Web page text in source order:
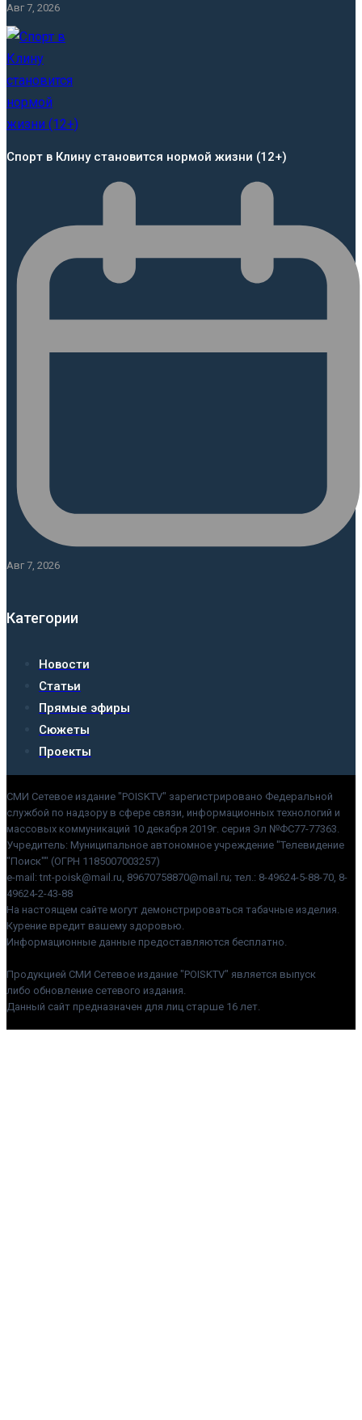
Авг 7, 2026
Спорт в Клину становится нормой жизни (12+)
Авг 7, 2026
Категории
Новости
Статьи
Прямые эфиры
Сюжеты
Проекты
СМИ Сетевое издание "POISKTV" зарегистрировано Федеральной
службой по надзору в сфере связи, информационных технологий и
массовых коммуникаций 10 декабря 2019г. серия Эл №ФС77-77363.
Учредитель: Муниципальное автономное учреждение "Телевидение
"Поиск"" (ОГРН 1185007003257)
e-mail: tnt-poisk@mail.ru, 89670758870@mail.ru; тел.: 8-49624-5-88-70, 8-
49624-2-43-88
На настоящем сайте могут демонстрироваться табачные изделия.
Курение вредит вашему здоровью.
Информационные данные предоставляются бесплатно.
Продукцией СМИ Сетевое издание "POISKTV" является выпуск
либо обновление сетевого издания.
Данный сайт предназначен для лиц старше 16 лет.